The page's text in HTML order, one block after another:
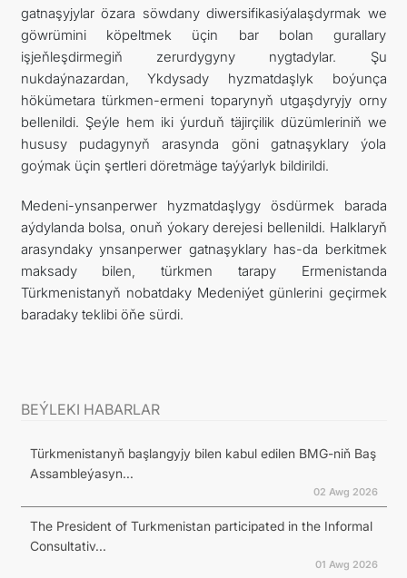
gatnaşyjylar özara söwdany diwersifikasiýalaşdyrmak we
göwrümini köpeltmek üçin bar bolan gurallary
işjeňleşdirmegiň zerurdygyny nygtadylar. Şu
nukdaýnazardan, Ykdysady hyzmatdaşlyk boýunça
hökümetara türkmen-ermeni toparynyň utgaşdyryjy orny
bellenildi. Şeýle hem iki ýurduň täjirçilik düzümleriniň we
hususy pudagynyň arasynda göni gatnaşyklary ýola
goýmak üçin şertleri döretmäge taýýarlyk bildirildi.
Medeni-ynsanperwer hyzmatdaşlygy ösdürmek barada
aýdylanda bolsa, onuň ýokary derejesi bellenildi. Halklaryň
arasyndaky ynsanperwer gatnaşyklary has-da berkitmek
maksady bilen, türkmen tarapy Ermenistanda
Türkmenistanyň nobatdaky Medeniýet günlerini geçirmek
baradaky teklibi öňe sürdi.
BEÝLEKI HABARLAR
Türkmenistanyň başlangyjy bilen kabul edilen BMG-niň Baş
Assambleýasyn...
02 Awg 2026
The President of Turkmenistan participated in the Informal
Consultativ...
01 Awg 2026